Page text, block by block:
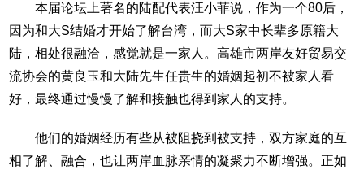
本届论坛上著名的陆配代表汪小菲说，作为一个80后，
因为和大S结婚才开始了解台湾，而大S家中长辈多原籍大
陆，相处很融洽，感觉就是一家人。高雄市两岸友好贸易交
流协会的黄良玉和大陆先生任贵生的婚姻起初不被家人看
好，最终通过慢慢了解和接触也得到家人的支持。
他们的婚姻经历有些从被阻挠到被支持，双方家庭的互
相了解、融合，也让两岸血脉亲情的凝聚力不断增强。正如